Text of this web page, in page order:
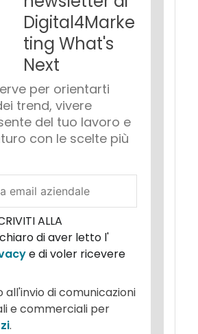
Digital4Marke
ting What's
Next
per orientarti
trend, vivere
del tuo lavoro e
con le scelte più
ALLA
di aver letto l'
e di voler ricevere
di comunicazioni
e commerciali per
.